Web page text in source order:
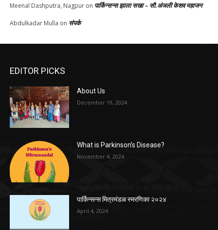
Meenal Dashputra, Nagpur on पार्किन्सन्स झाला सखा – सौ.अंजली केशव महाजन
Abdulkadar Mulla on संपर्क
EDITOR PICKS
About Us
December 19, 2024
What is Parkinson’s Disease?
November 4, 2024
पार्किन्सन्स मित्रमंडळ स्मरणिका २०२४
April 4, 2024